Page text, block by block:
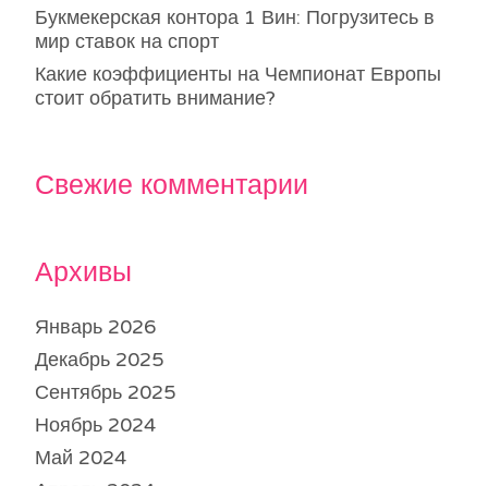
Букмекерская контора 1 Вин: Погрузитесь в
мир ставок на спорт
Какие коэффициенты на Чемпионат Европы
стоит обратить внимание?
Свежие комментарии
Архивы
Январь 2026
Декабрь 2025
Сентябрь 2025
Ноябрь 2024
Май 2024